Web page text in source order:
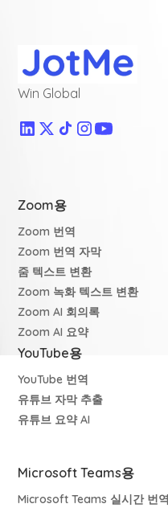
Win Global
Zoom용
Zoom 번역
Zoom 번역 자막
줌 텍스트 변환
Zoom 녹화 텍스트 변환
Zoom AI 회의록
Zoom AI 요약
YouTube용
YouTube 번역
유튜브 자막 추출
유튜브 요약 AI
Microsoft Teams용
Microsoft Teams 실시간 번역